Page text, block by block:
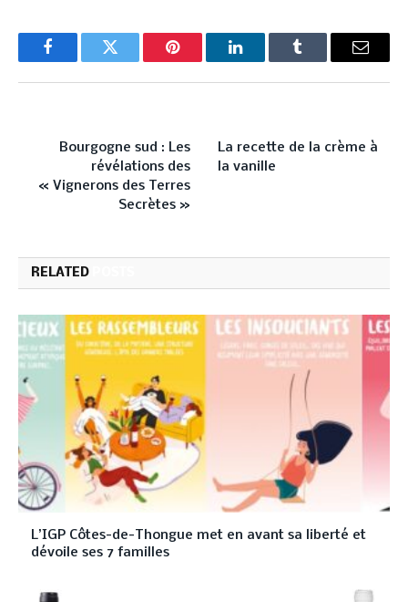
FacebookTwitter Pinterest LinkedInTumblr Email
Bourgogne sud : Les
révélations des
« Vignerons des Terres
Secrètes »
La recette de la crème à
la vanille
RELATED
L’IGP Côtes-de-Thongue met en avant sa liberté et
dévoile ses 7 familles